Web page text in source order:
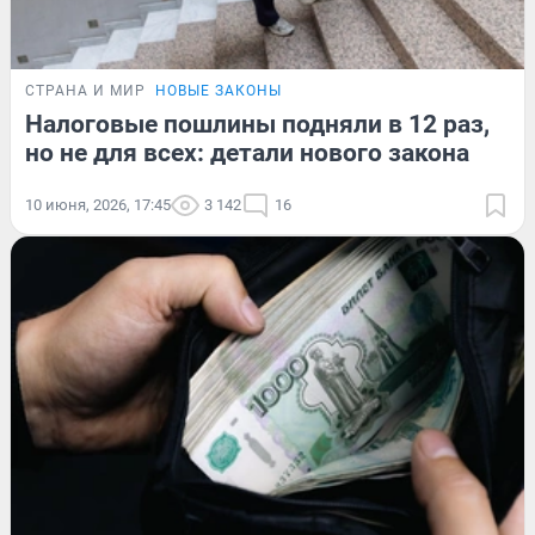
СТРАНА И МИР НОВЫЕ ЗАКОНЫ
Налоговые пошлины подняли в 12 раз,
но не для всех: детали нового закона
10 июня, 2026, 17:45 3 142 16